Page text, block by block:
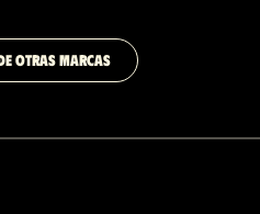
OTRAS MARCAS